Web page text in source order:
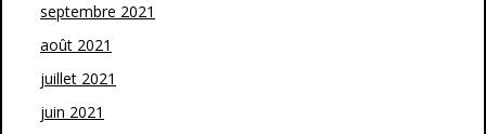
septembre 2021
août 2021
juillet 2021
juin 2021